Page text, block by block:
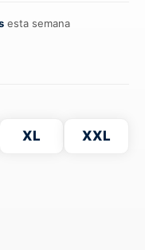
esta semana
XL XXL